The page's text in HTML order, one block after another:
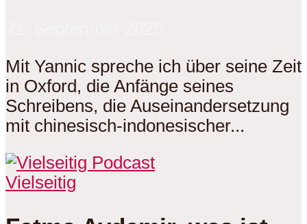
Mit Yannic spreche ich über seine Zeit
in Oxford, die Anfänge seines
Schreibens, die Auseinandersetzung
mit chinesisch-indonesischer...
Vielseitig